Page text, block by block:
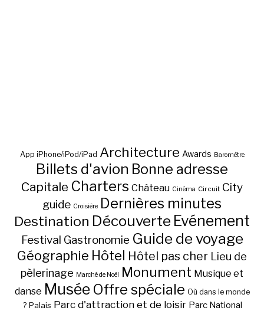
App iPhone/iPod/iPad Architecture Awards Baromètre
Billets d'avion Bonne adresse
Capitale Charters Château Cinéma Circuit City
guide Croisière Dernières minutes
Destination Découverte Evénement
Festival Gastronomie Guide de voyage
Géographie Hôtel Hôtel pas cher Lieu de
pèlerinage Marché de Noël Monument Musique et
danse Musée Offre spéciale Où dans le monde
? Palais Parc d'attraction et de loisir Parc National